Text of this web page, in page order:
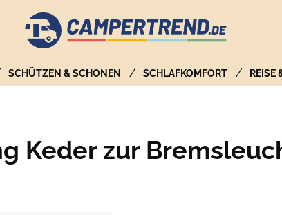
SCHÜTZEN & SCHONEN SCHLAFKOMFORT REISE
Keder zur